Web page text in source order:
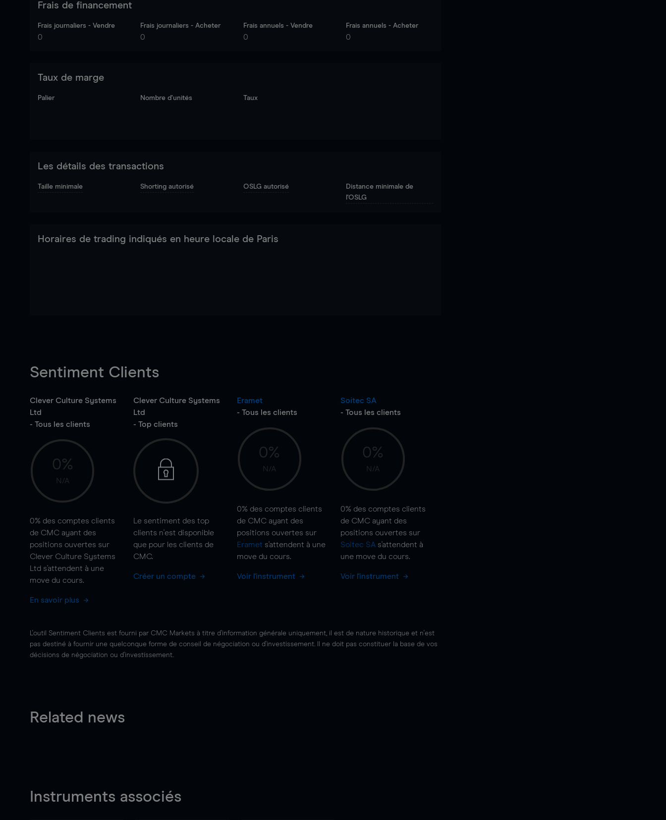
Frais de financement
Frais journaliers - Vendre
0
Frais journaliers - Acheter
0
Frais annuels - Vendre
0
Frais annuels - Acheter
0
Taux de marge
Palier Nombre d’unités Taux
Les détails des transactions
Taille minimale Shorting autorisé OSLG autorisé
Distance minimale de
l'OSLG
Horaires de trading indiqués en heure locale de Paris
Sentiment Clients
Clever Culture Systems
Ltd
- Tous les clients
0%
N/A
0% des comptes clients
de CMC ayant des
positions ouvertes sur
Clever Culture Systems
Ltd s'attendent à une
move du cours.
En savoir plus
Clever Culture Systems
Ltd
- Top clients
Le sentiment des top
clients n'est disponible
que pour les clients de
CMC.
Créer un compte
Eramet
- Tous les clients
0%
N/A
0% des comptes clients
de CMC ayant des
positions ouvertes sur
Eramet s'attendent à une
move du cours.
Voir l'instrument
Soitec SA
- Tous les clients
0%
N/A
0% des comptes clients
de CMC ayant des
positions ouvertes sur
Soitec SA s'attendent à
une move du cours.
Voir l'instrument
L'outil Sentiment Clients est fourni par CMC Markets à titre d'information générale uniquement, il est de nature historique et n'est
pas destiné à fournir une quelconque forme de conseil de négociation ou d'investissement. Il ne doit pas constituer la base de vos
décisions de négociation ou d'investissement.
Related news
Instruments associés